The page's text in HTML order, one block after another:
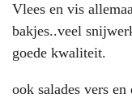
Vlees en vis
bakjes..veel
goede kwaliteit.
ook salades vers